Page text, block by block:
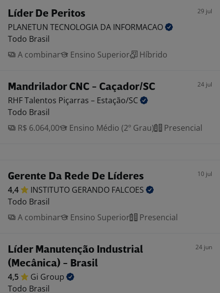
Líder De Peritos 29 jul
PLANETUN TECNOLOGIA DA INFORMACAO
Todo Brasil
A combinar
Ensino Superior Híbrido
Mandrilador CNC - Caçador/SC 24 jul
RHF Talentos Piçarras – Estação/SC
Todo Brasil
R$ 6.064,00
Ensino Médio (2º Grau) Presencial
Gerente Da Rede De Líderes 10 jul
4,4 INSTITUTO GERANDO FALCOES
Todo Brasil
A combinar
Ensino Superior Presencial
Líder Manutenção Industrial
(Mecânica) - Brasil
24 jun
4,5 Gi Group
Todo Brasil